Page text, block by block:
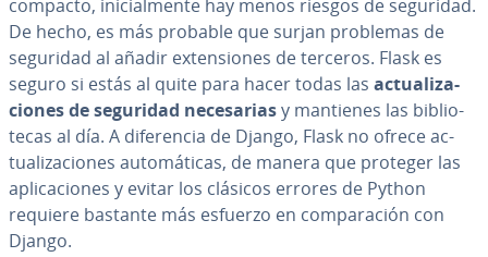
compacto, ini­cia­l­me­n­te hay menos riesgos de seguridad.
De hecho, es más probable que surjan problemas de
seguridad al añadir ex­te­n­sio­nes de terceros. Flask es
seguro si estás al quite para hacer todas las ac­tua­li­za­
cio­nes de seguridad ne­ce­sa­riasy mantienes las bi­blio­
te­cas al día. A di­fe­re­n­cia de Django, Flask no ofrece ac­
tua­li­za­cio­nes au­to­má­ti­cas, de manera que proteger las
apli­ca­cio­nes y evitar los clásicos errores de Python
requiere bastante más esfuerzo en co­m­pa­ra­ción con
Django.